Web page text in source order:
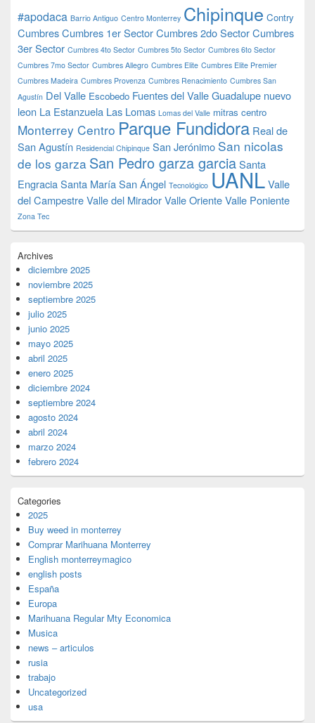
#apodaca Barrio Antiguo Centro Monterrey Chipinque Contry
CumbresCumbres 1er SectorCumbres 2do SectorCumbres
3er Sector Cumbres 4to Sector Cumbres 5to Sector Cumbres 6to Sector
Cumbres 7mo Sector Cumbres Allegro Cumbres Elite Cumbres Elite Premier
Cumbres Madeira Cumbres Provenza Cumbres Renacimiento Cumbres San
Agustín Del Valle Escobedo Fuentes del ValleGuadalupe nuevo
leon La Estanzuela Las Lomas Lomas del Valle mitras centro
Monterrey Centro Parque Fundidora Real de
San Agustín Residencial Chipinque San Jerónimo San nicolas
de los garza San Pedro garza garciaSanta
EngraciaSanta MaríaSan Ángel Tecnológico UANLValle
del CampestreValle del MiradorValle OrienteValle Poniente
Zona Tec
Archives
diciembre 2025
noviembre 2025
septiembre 2025
julio 2025
junio 2025
mayo 2025
abril 2025
enero 2025
diciembre 2024
septiembre 2024
agosto 2024
abril 2024
marzo 2024
febrero 2024
Categories
2025
Buy weed in monterrey
Comprar Marihuana Monterrey
English monterreymagico
english posts
España
Europa
Marihuana Regular Mty Economica
Musica
news – articulos
rusia
trabajo
Uncategorized
usa